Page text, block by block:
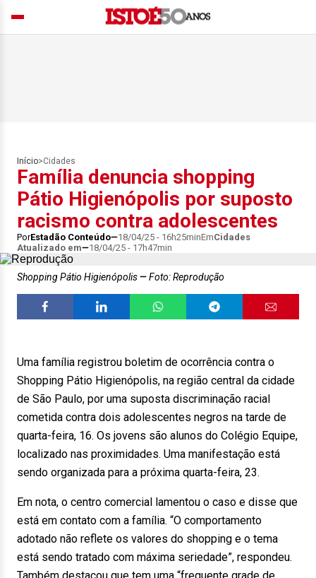
Início>Cidades
Família denuncia shopping
Pátio Higienópolis por suposto
racismo contra adolescentes
PorEstadão Conteúdo 18/04/25 - 16h25minEmCidades
Atualizado em
18/04/25 - 17h47min
Shopping Pátio Higienópolis Foto: Reprodução
Uma família registrou boletim de ocorrência contra o
Shopping Pátio Higienópolis, na região central da cidade
de São Paulo, por uma suposta discriminação racial
cometida contra dois adolescentes negros na tarde de
quarta-feira, 16. Os jovens são alunos do Colégio Equipe,
localizado nas proximidades. Uma manifestação está
sendo organizada para a próxima quarta-feira, 23.
Em nota, o centro comercial lamentou o caso e disse que
está em contato com a família. “O comportamento
adotado não reflete os valores do shopping e o tema
está sendo tratado com máxima seriedade”, respondeu.